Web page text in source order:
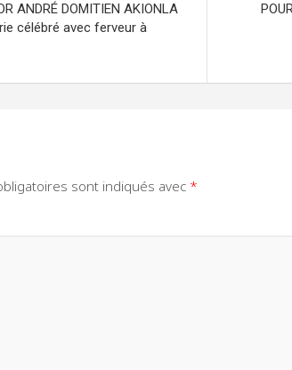
ANDRÉ DOMITIEN AKIONLA
célébré avec ferveur à
sont indiqués avec *